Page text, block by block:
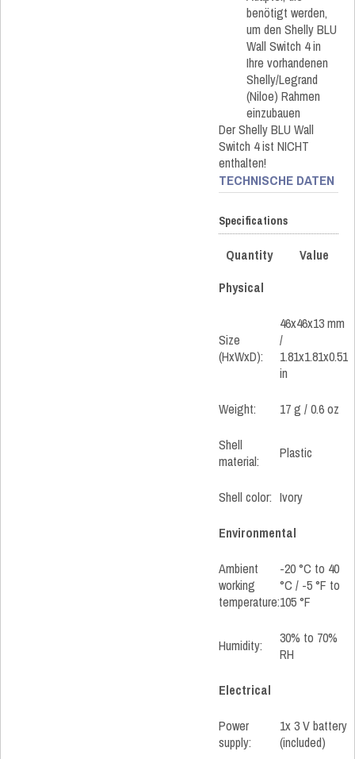
benötigt werden,
um den Shelly BLU
Wall Switch 4 in
Ihre vorhandenen
Shelly/Legrand
(Niloe) Rahmen
einzubauen
Der Shelly BLU Wall
Switch 4 ist NICHT
enthalten!
TECHNISCHE DATEN
Specifications
Quantity
Value
Physical
Size
(HxWxD):
46x46x13 mm
/
1.81x1.81x0.51
in
Weight: 17 g / 0.6 oz
Shell
material:
Plastic
Shell color: Ivory
Environmental
Ambient
working
temperature:
-20 °C to 40
°C / -5 °F to
105 °F
Humidity:
30% to 70%
RH
Electrical
Power
supply:
1x 3 V battery
(included)